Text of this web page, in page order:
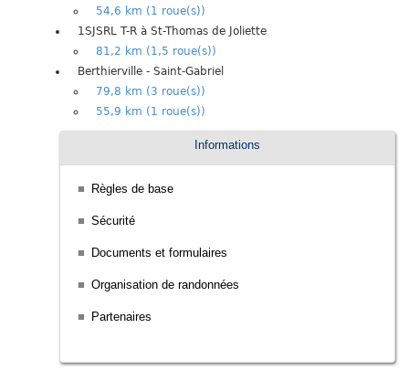
54,6 km (1 roue(s))
1SJSRL T-R à St-Thomas de Joliette
81,2 km (1,5 roue(s))
Berthierville - Saint-Gabriel
79,8 km (3 roue(s))
55,9 km (1 roue(s))
Informations
Règles de base
Sécurité
Documents et formulaires
Organisation de randonnées
Partenaires